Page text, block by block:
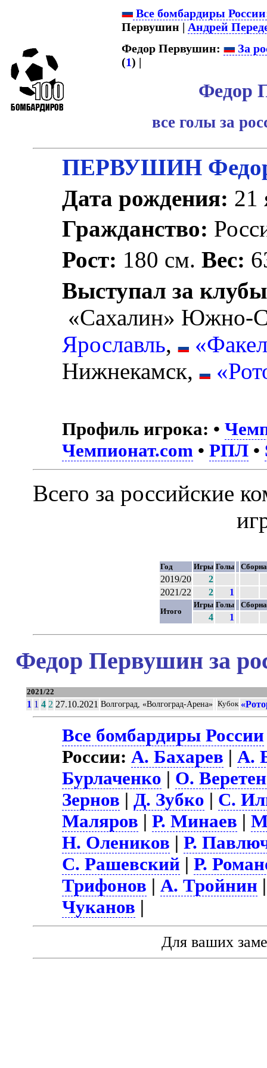
Все бомбардиры
Первушин | Андрей
Федор Первушин:
За
(1) |
Федор
все голы за
ПЕРВУШИН
Дата рождения: 21
Гражданство:
Рост: 180 см.Вес:
Выступал за
«Сахалин» Южно-
Ярославль,
Нижнекамск,
Профиль игрока: •
Чемпионат.com •РПЛ •
Всего за российские
Год Игры Голы
2019/20
2
2021/22
2 1
Итого
Игры Голы
4 1
Федор Первушин за
2021/22
1 1 4 2 27.10.2021 Волгоград, «Волгоград-Арена» Кубок
Все бомбардиры России
России:А. Бахарев |А.
Бурлаченко | О.
Зернов |Д. Зубко | С.
Маляров |Р. Минаев |
Н. Олеников |Р.
С. Рашевский |Р.
Трифонов |А. Тройнин
Чуканов |
Для ваших